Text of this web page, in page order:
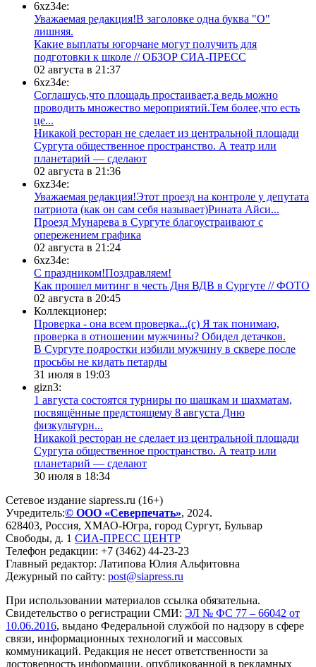
6xz34e:
Уважаемая редакция!В заголовке одна буква "О"
лишняя.
Какие выплаты югорчане могут получить для
подготовки к школе // ОБЗОР СИА-ПРЕСС
02 августа в 21:37
6xz34e:
Соглашусь,что площадь простаивает,а ведь можно
проводить множество мероприятий.Тем более,что есть
це...
​Никакой ресторан не сделает из центральной площади
Сургута общественное пространство. А театр или
планетарий — сделают
02 августа в 21:36
6xz34e:
Уважаемая редакция!Этот проезд на контроле у депутата
патриота (как он сам себя называет)Рината Айси...
​Проезд Мунарева в Сургуте благоустраивают с
опережением графика
02 августа в 21:24
6xz34e:
С праздником!Поздравляем!
Как прошел митинг в честь Дня ВДВ в Сургуте // ФОТО
02 августа в 20:45
Коллекционер:
Проверка - она всем проверка...(с) Я так понимаю,
проверка в отношении мужчины? Обидел детачков.
В Сургуте подростки избили мужчину в сквере после
просьбы не кидать петарды
31 июля в 19:03
gizn3:
1 августа состоятся турниры по шашкам и шахматам,
посвящённые предстоящему 8 августа Дню
физкультурн...
​Никакой ресторан не сделает из центральной площади
Сургута общественное пространство. А театр или
планетарий — сделают
30 июля в 18:34
Сетевое издание siapress.ru (16+)
Учредитель:© ООО «Северпечать», 2024.
628403, Россия, ХМАО-Югра, город Сургут, Бульвар
Свободы, д. 1 СИА-ПРЕСС ЦЕНТР
Телефон редакции: +7 (3462) 44-23-23
Главный редактор: Латипова Юлия Альфитовна
Дежурный по сайту: post@siapress.ru
При использовании материалов ссылка обязательна.
Свидетельство о регистрации СМИ: ЭЛ № ФС 77 – 66042 от
10.06.2016, выдано Федеральной службой по надзору в сфере
связи, информационных технологий и массовых
коммуникаций. Редакция не несет ответственности за
достоверность информации, опубликованной в рекламных